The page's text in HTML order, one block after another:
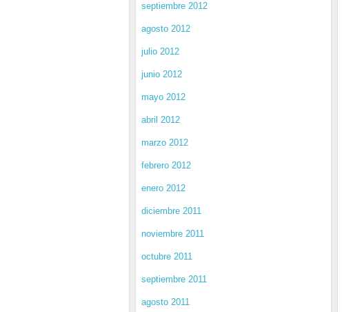
septiembre 2012
agosto 2012
julio 2012
junio 2012
mayo 2012
abril 2012
marzo 2012
febrero 2012
enero 2012
diciembre 2011
noviembre 2011
octubre 2011
septiembre 2011
agosto 2011